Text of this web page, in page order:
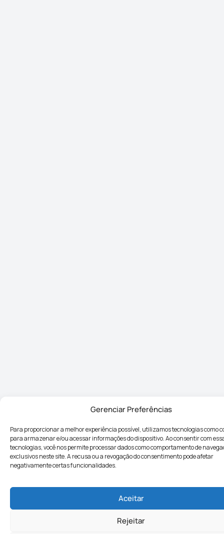
Gerenciar Preferências
Para proporcionar a melhor experiência possível, utilizamos tecnologias como
para armazenar e/ou acessar informações do dispositivo. Ao consentir com
tecnologias, você nos permite processar dados como comportamento de
exclusivos neste site. A recusa ou a revogação do consentimento pode afetar
negativamente certas funcionalidades.
Aceitar
Rejeitar